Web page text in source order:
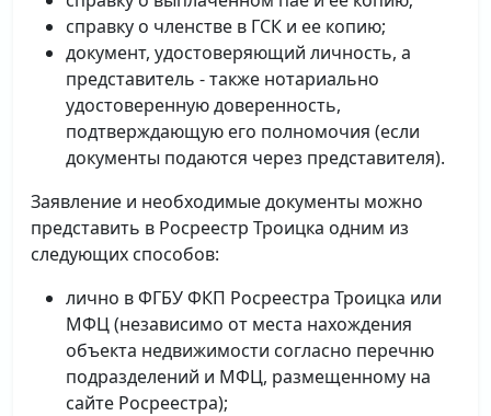
справку о членстве в ГСК и ее копию;
документ, удостоверяющий личность, а
представитель - также нотариально
удостоверенную доверенность,
подтверждающую его полномочия (если
документы подаются через представителя).
Заявление и необходимые документы можно
представить в Росреестр Троицка одним из
следующих способов:
лично в ФГБУ ФКП Росреестра Троицка или
МФЦ (независимо от места нахождения
объекта недвижимости согласно перечню
подразделений и МФЦ, размещенному на
сайте Росреестра);